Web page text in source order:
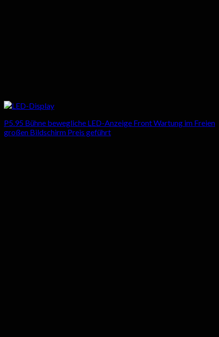
P5.95 Bühne bewegliche LED-Anzeige Front Wartung im Freien
großen Bildschirm Preis geführt